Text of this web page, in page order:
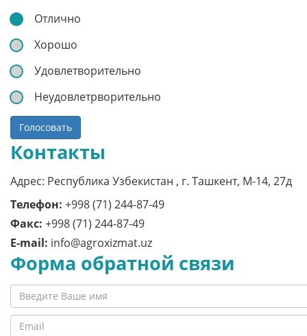
Отлично
Хорошо
Удовлетворительно
Неудовлетрворительно
Голосовать
Контакты
Адрес: Республика Узбекистан , г. Ташкент, M-14, 27д
Телефон: +998 (71) 244-87-49
Факс: +998 (71) 244-87-49
E-mail: info@agroxizmat.uz
Форма обратной связи